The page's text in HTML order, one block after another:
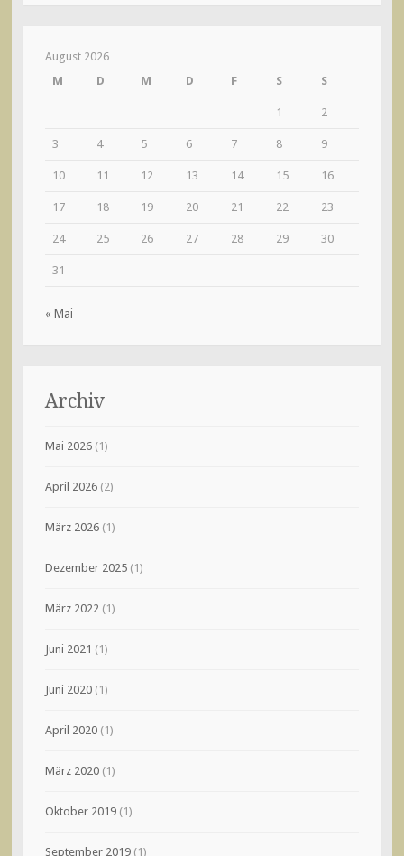
August 2026
M
D M D F S S
1 2
3 4 5 6 7 8 9
10 11 12 13 14 15 16
17 18 19 20 21 22 23
24 25 26 27 28 29 30
31
« Mai
Archiv
Mai 2026(1)
April 2026(2)
März 2026(1)
Dezember 2025(1)
März 2022 (1)
Juni 2021 (1)
Juni 2020(1)
April 2020(1)
März 2020(1)
Oktober 2019(1)
September 2019(1)